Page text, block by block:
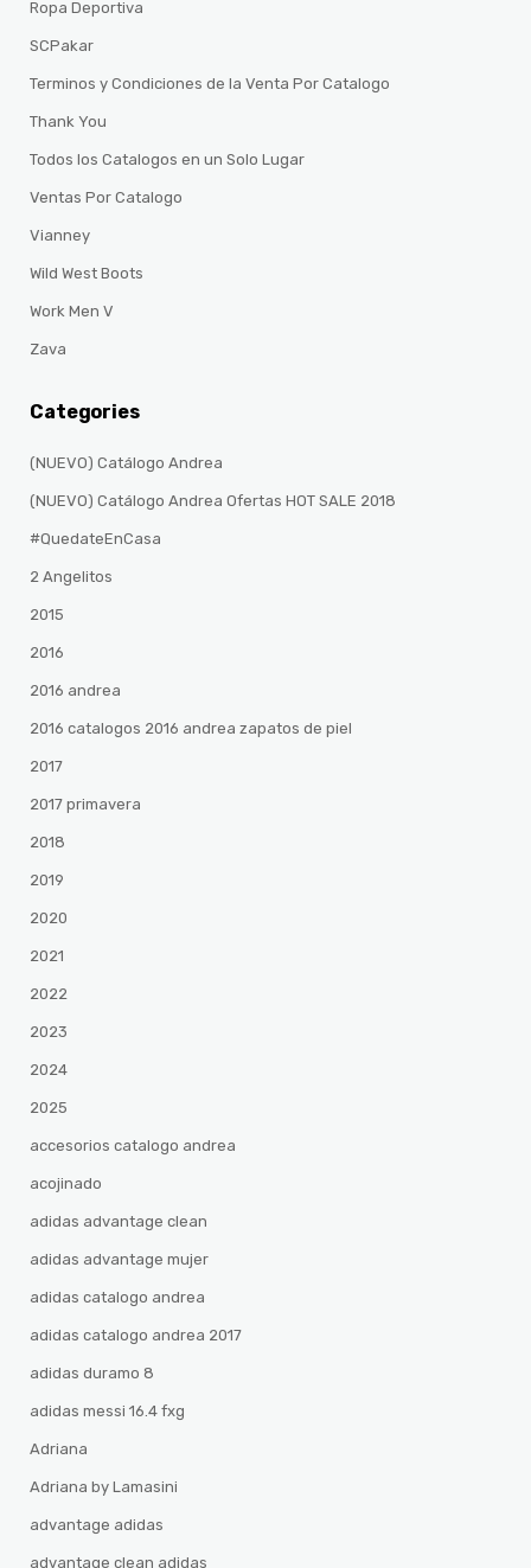
Ropa Deportiva
SCPakar
Terminos y Condiciones de la Venta Por Catalogo
Thank You
Todos los Catalogos en un Solo Lugar
Ventas Por Catalogo
Vianney
Wild West Boots
Work Men V
Zava
Categories
(NUEVO) Catálogo Andrea
(NUEVO) Catálogo Andrea Ofertas HOT SALE 2018
#QuedateEnCasa
2 Angelitos
2015
2016
2016 andrea
2016 catalogos 2016 andrea zapatos de piel
2017
2017 primavera
2018
2019
2020
2021
2022
2023
2024
2025
accesorios catalogo andrea
acojinado
adidas advantage clean
adidas advantage mujer
adidas catalogo andrea
adidas catalogo andrea 2017
adidas duramo 8
adidas messi 16.4 fxg
Adriana
Adriana by Lamasini
advantage adidas
advantage clean adidas